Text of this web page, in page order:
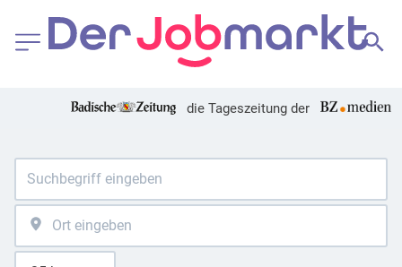
die Tageszeitung der